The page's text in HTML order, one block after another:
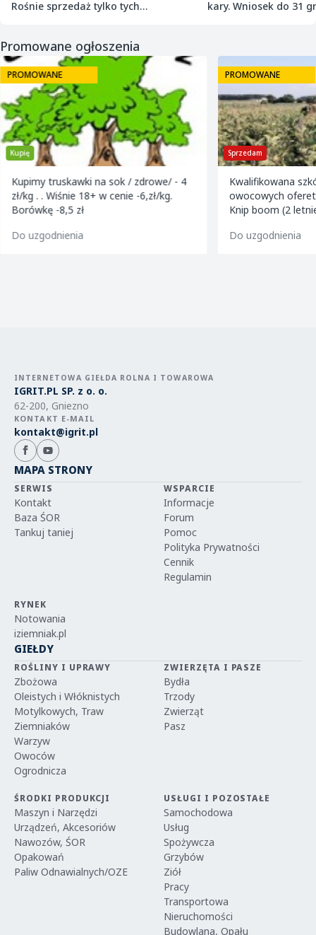
Rośnie sprzedaż tylko tych
kary. Wniosek do 31
Promowane ogłoszenia
Kupię
Kupimy truskawki na sok / zdrowe/ - 4
zł/kg . . Wiśnie 18+ w cenie -6,zł/kg.
Borówkę -8,5 zł
Do uzgodnienia
Sprzedam
PROMOWANE
Kwalifikowana
owocowych
Knip boom (2
m9 -paulared m9/
Do uzgodnienia
INTERNETOWA GIEŁDA ROLNA I TOWAROWA
IGRIT.PL SP. z o. o.
62-200, Gniezno
KONTAKT E-MAIL
kontakt@igrit.pl
MAPA STRONY
SERWIS
Kontakt
Baza ŚOR
Tankuj taniej
WSPARCIE
Informacje
Forum
Pomoc
Polityka Prywatności
Cennik
Regulamin
RYNEK
Notowania
iziemniak.pl
GIEŁDY
ROŚLINY I UPRAWY
Zbożowa
Oleistych i Włóknistych
Motylkowych, Traw
Ziemniaków
Warzyw
Owoców
Ogrodnicza
ZWIERZĘTA I PASZE
Bydła
Trzody
Zwierząt
Pasz
ŚRODKI PRODUKCJI
Maszyn i Narzędzi
Urządzeń, Akcesoriów
Nawozów, ŚOR
Opakowań
Paliw Odnawialnych/OZE
USŁUGI I POZOSTAŁE
Samochodowa
Usług
Spożywcza
Grzybów
Ziół
Pracy
Transportowa
Nieruchomości
Budowlana, Opału